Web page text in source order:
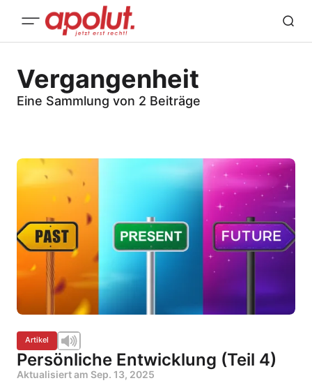
Vergangenheit
Eine Sammlung von 2 Beiträge
Artikel
Persönliche Entwicklung (Teil 4)
Aktualisiert am Sep. 13, 2025